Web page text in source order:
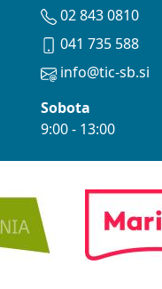
02 843 0810
041 735 588
info@tic-sb.si
Sobota
9:00 - 13:00